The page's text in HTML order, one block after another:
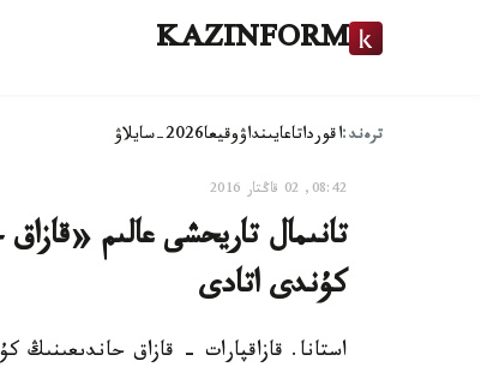
KAZINFORM
ترەند:اقورداتاعايىنداۋوقيعا2026-سايلاۋ
08:42, 02 قاڭتار 2016
تانىمال تاريحشى عالىم
كۇندى اتادى
استانا. قازاقپارات - قازاق